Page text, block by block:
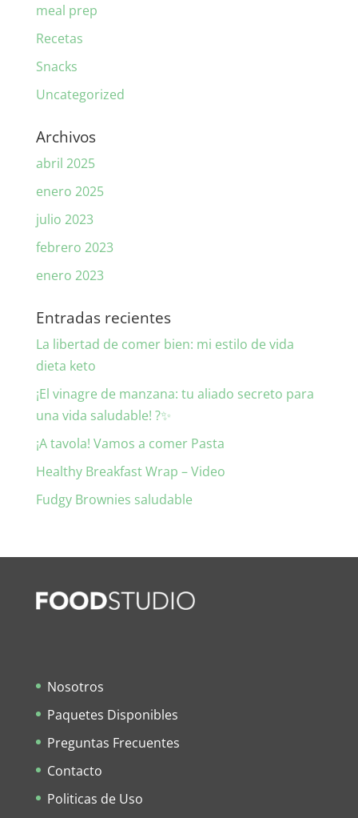
meal prep
Recetas
Snacks
Uncategorized
Archivos
abril 2025
enero 2025
julio 2023
febrero 2023
enero 2023
Entradas recientes
La libertad de comer bien: mi estilo de vida
dieta keto
¡El vinagre de manzana: tu aliado secreto para
una vida saludable! ?✨
¡A tavola! Vamos a comer Pasta
Healthy Breakfast Wrap – Video
Fudgy Brownies saludable
Nosotros
Paquetes Disponibles
Preguntas Frecuentes
Contacto
Politicas de Uso